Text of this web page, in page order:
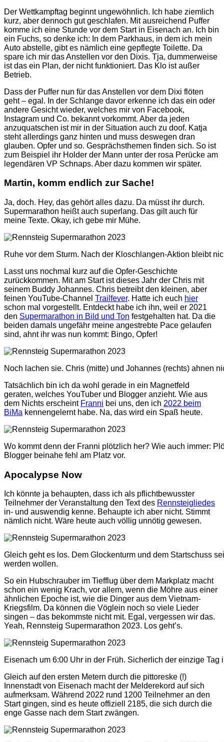
Der Wettkampftag beginnt ungewöhnlich. Ich habe ziemlich
kurz, aber dennoch gut geschlafen. Mit ausreichend Puffer
komme ich eine Stunde vor dem Start in Eisenach an. Ich bin
ein Fuchs, so denke ich: In dem Parkhaus, in dem ich mein
Auto abstelle, gibt es nämlich eine gepflegte Toilette. Da
spare ich mir das Anstellen vor den Dixis. Tja, dummerweise
ist das ein Plan, der nicht funktioniert. Das Klo ist außer
Betrieb.
Dass der Puffer nun für das Anstellen vor dem Dixi flöten
geht – egal. In der Schlange davor erkenne ich das ein oder
andere Gesicht wieder, welches mir von Facebook,
Instagram und Co. bekannt vorkommt. Aber da jeden
anzuquatschen ist mir in der Situation auch zu doof. Katja
steht allerdings ganz hinten und muss deswegen dran
glauben. Opfer und so. Gesprächsthemen finden sich. So ist
zum Beispiel ihr Holder der Mann unter der rosa Perücke am
legendären VP Schnaps. Aber dazu kommen wir später.
Martin, komm endlich zur Sache!
Ja, doch. Hey, das gehört alles dazu. Da müsst ihr durch.
Supermarathon heißt auch superlang. Das gilt auch für
meine Texte. Okay, ich gebe mir Mühe.
Ruhe vor dem Sturm. Nach der Kloschlangen-Aktion bleibt
Lasst uns nochmal kurz auf die Opfer-Geschichte
zurückkommen. Mit am Start ist dieses Jahr der Chris mit
seinem Buddy Johannes. Chris betreibt den kleinen, aber
feinen YouTube-Channel Trailfever. Hatte ich euch hier
schon mal vorgestellt. Entdeckt habe ich ihn, weil er 2021
den Supermarathon in Bild und Ton festgehalten hat. Da die
beiden damals ungefähr meine angestrebte Pace gelaufen
sind, ahnt ihr was nun kommt: Bingo, Opfer!
Noch lachen sie. Chris (mitte) und Johannes (rechts) ahnen
Tatsächlich bin ich da wohl gerade in ein Magnetfeld
geraten, welches YouTuber und Blogger anzieht. Wie aus
dem Nichts erscheint Franni bei uns, den ich 2022 beim
BiMa kennengelernt habe. Na, das wird ein Spaß heute.
Wo kommt denn der Franni plötzlich her? Wie auch immer:
Blogger beinahe fehl am Platz vor.
Apocalypse Now
Ich könnte ja behaupten, dass ich als pflichtbewusster
Teilnehmer der Veranstaltung den Text des Rennsteigliedes
in- und auswendig kenne. Behaupte ich aber nicht. Stimmt
nämlich nicht. Wäre heute auch völlig unnötig gewesen.
Gleich geht es los. Dem Glockenturm und dem Startschuss
werden wollen.
So ein Hubschrauber im Tiefflug über dem Markplatz macht
schon ein wenig Krach, vor allem, wenn die Möhre aus einer
ähnlichen Epoche ist, wie die Dinger aus dem Vietnam-
Kriegsfilm. Da können die Vöglein noch so viele Lieder
singen – das bekommste nicht mit. Egal, vergessen wir das.
Yeah, Rennsteig Supermarathon 2023. Los geht’s.
Eisenach um 6:00 Uhr in der Früh. Sicherlich der einzige
Gleich auf den ersten Metern durch die pittoreske (!)
Innenstadt von Eisenach macht der Melderekord auf sich
aufmerksam. Während 2022 rund 1200 Teilnehmer an den
Start gingen, sind es heute offiziell 2185, die sich durch die
enge Gasse nach dem Start zwängen.